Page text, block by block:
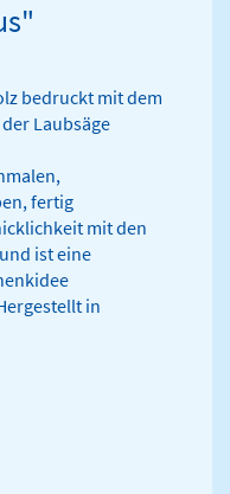
bedruckt mit dem
Laubsäge
fertig
mit den
ist eine
in